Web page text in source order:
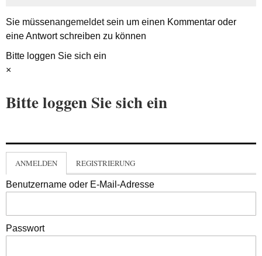
Sie müssenangemeldetsein um einen Kommentar oder
eine Antwort schreiben zu können
Bitte loggen Sie sich ein
×
Bitte loggen Sie sich ein
ANMELDEN REGISTRIERUNG
Benutzername oder E-Mail-Adresse
Passwort